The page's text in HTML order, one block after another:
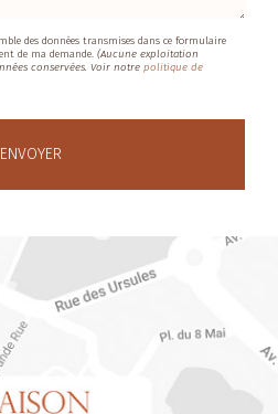
des données transmises dans ce formulaire
de ma demande.(Aucune exploitation
conservées. Voir notrepolitique de